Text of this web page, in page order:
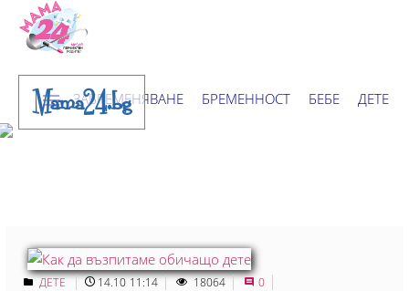
ЗАБРЕМЕНЯВАНЕ БРЕМЕННОСТ БЕБЕ ДЕТЕ
Mama24.bg
ДЕТЕ 14.10 11:14 18064 0